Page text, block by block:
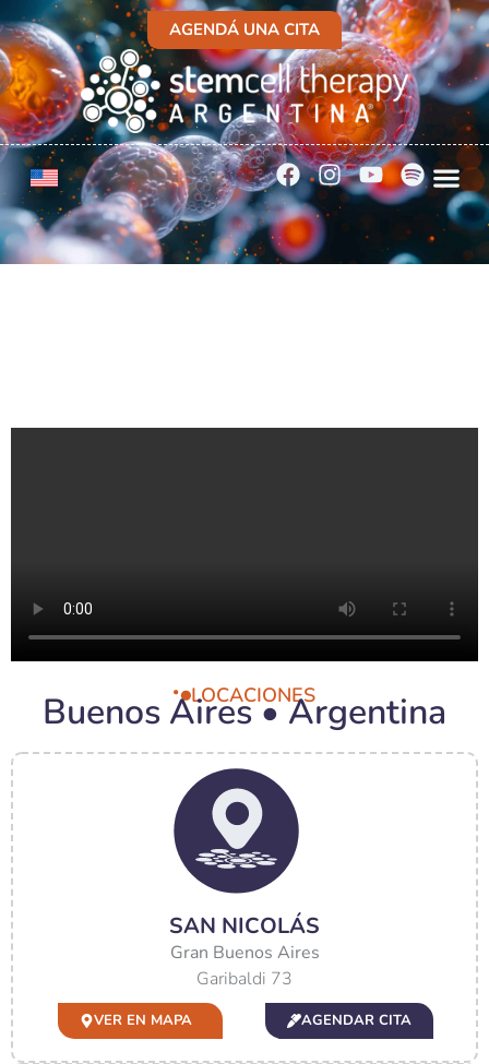
AGENDÁ UNA CITA
LOCACIONES
Buenos Aires • Argentina
SAN NICOLÁS
Gran Buenos Aires
Garibaldi 73
VER EN MAPA AGENDAR CITA